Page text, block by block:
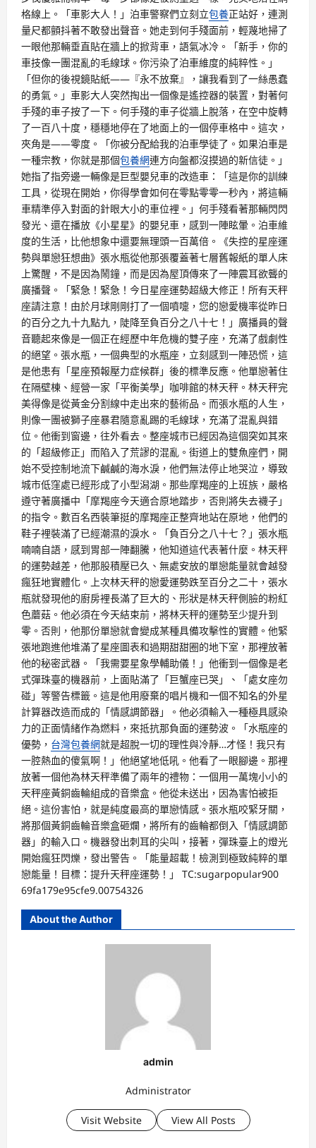
格線上。「車影大人！」泊車警察們立刻立包養正站好，連測
量尺都顫抖著不敢發出聲音。她走到何手殘面前，輕蔑地掃了
一眼他那輛垂直貼在牆上的掀背車，語氣冰冷。「新手，你的
車技像一團混亂的毛線球。你污染了泊車維度的純粹性。」
「但你的後視鏡貼紙——『永不放棄』，讓我看到了一絲愚蠢
的勇氣。」車影大人突然掏出一個像是遙控器的裝置，對著何
手殘的車子按了一下。何手殘的車子從牆上脫落，在空中旋轉
了一百八十度，穩穩地停在了地面上的一個停車格中。這次，
夾角是——零度。「你被分配給我的泊車學徒了。如果泊車是
一種宗教，你就是那個包養網連方向盤都沒摸過的新信徒。」
她指了指旁邊一輛像是巨型嬰兒車的改造車：「這是你的訓練
工具，從現在開始，你得學會如何在零點零零一秒內，將這輛
車精準停入對面的針眼大小的車位裡。」何手殘看著那輛閃閃
發光、還在播放《小星星》的嬰兒車，感到一陣眩暈。泊車維
度的生活，比他想象中還要無理頭一百萬倍。《失控的星座運
勢與單戀狂想曲》張水瓶從他那張覆蓋著七層舊報紙的單人床
上驚醒，不是因為鬧鐘，而是因為屋頂傳來了一陣震耳欲聾的
廣播聲。「緊急！緊急！今日星座運勢超級大修正！所有天秤
座請注意！由於月球剛剛打了一個噴嚏，您的戀愛機率從昨日
的百分之九十九點九，陡降至負百分之八十七！」廣播員的聲
音聽起來像是一個正在經歷中年危機的雙子座，充滿了戲劇性
的絕望。張水瓶，一個典型的水瓶座，立刻感到一陣恐慌，這
是他患有「星座預報壓力症候群」後的標準反應。他單戀著住
在隔壁棟、經營一家「平衡美學」咖啡館的林天秤。林天秤完
美得像是從黃金分割線中走出來的藝術品。而張水瓶的人生，
則像一團被獅子座暴君隨意亂踢的毛線球，充滿了混亂與錯
位。他衝到窗邊，往外看去。整座城市已經因為這個突如其來
的「超級修正」而陷入了荒謬的混亂。街道上的雙魚座們，開
始不受控制地流下鹹鹹的海水淚，他們無法停止地哭泣，導致
城市低窪處已經形成了小型潟湖。那些摩羯座的上班族，嚴格
遵守著廣播中「摩羯座今天適合原地踏步，否則將失去襪子」
的指令。數百名西裝筆挺的摩羯座正整齊地站在原地，他們的
鞋子裡裝滿了已經潮濕的淚水。「負百分之八十七？」張水瓶
喃喃自語，感到胃部一陣翻騰，他知道這代表著什麼。林天秤
的運勢越差，他那股積壓已久、無處安放的單戀能量就會越發
瘋狂地實體化。上次林天秤的戀愛運勢跌至百分之二十，張水
瓶就發現他的廚房裡長滿了巨大的、形狀是林天秤側臉的粉紅
色蘑菇。他必須在今天結束前，將林天秤的運勢至少提升到
零。否則，他那份單戀就會變成某種具備攻擊性的實體。他緊
張地跑進他堆滿了星座圖表和過期甜甜圈的地下室，那裡放著
他的秘密武器。「我需要星象學輔助儀！」他衝到一個像是老
式彈珠臺的機器前，上面貼滿了「巨蟹座已哭」、「處女座勿
碰」等警告標籤。這是他用廢棄的唱片機和一個不知名的外星
計算器改造而成的「情感調節器」。他必須輸入一種極具感染
力的正面情緒作為燃料，來抵抗那負面的運勢波。「水瓶座的
優勢， 台灣包養網就是超脫一切的理性與冷靜…才怪！我只有
一腔熱血的傻氣啊！」他絕望地低吼。他看了一眼腳邊。那裡
放著一個他為林天秤準備了兩年的禮物：一個用一萬塊小小的
天秤座黃銅齒輪組成的音樂盒。他從未送出，因為害怕被拒
絕。這份害怕，就是純度最高的單戀情感。張水瓶咬緊牙關，
將那個黃銅齒輪音樂盒砸爛，將所有的齒輪都倒入「情感調節
器」的輸入口。機器發出刺耳的尖叫，接著，彈珠臺上的燈光
開始瘋狂閃爍，發出警告。「能量超載！檢測到極致純粹的單
戀能量！目標：提升天秤座運勢！」 TC:sugarpopular900
69fa179e95cfe9.00754326
About the Author
admin
Administrator
Visit Website View All Posts